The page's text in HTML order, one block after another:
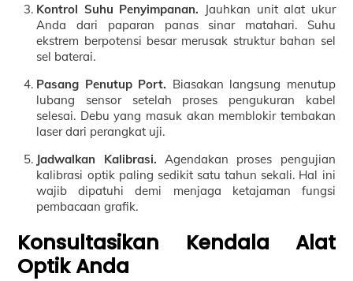
Kontrol Suhu Penyimpanan. Jauhkan unit alat ukur
Anda dari paparan panas sinar matahari. Suhu
ekstrem berpotensi besar merusak struktur bahan sel
sel baterai.
Pasang Penutup Port. Biasakan langsung menutup
lubang sensor setelah proses pengukuran kabel
selesai. Debu yang masuk akan memblokir tembakan
laser dari perangkat uji.
Jadwalkan Kalibrasi. Agendakan proses pengujian
kalibrasi optik paling sedikit satu tahun sekali. Hal ini
wajib dipatuhi demi menjaga ketajaman fungsi
pembacaan grafik.
Konsultasikan Kendala Alat
Optik Anda